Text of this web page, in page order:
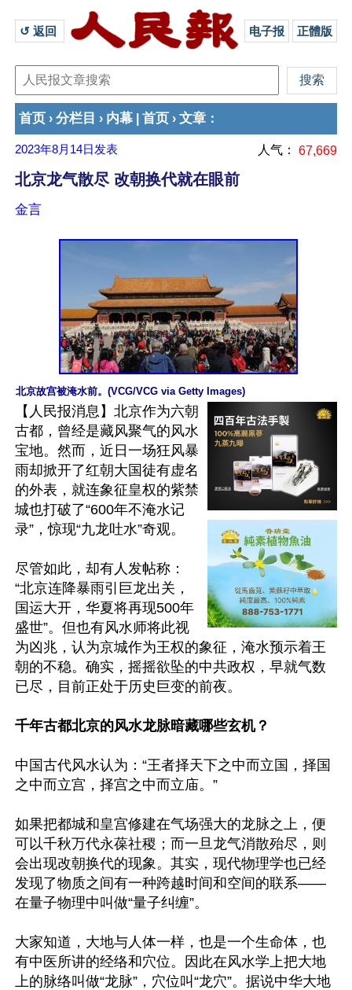
↺ 返回 电子报 正體版
首页 › 分栏目 › 内幕 首页 › 文章 ：
2023年8月14日 发表 人气： 67,669
北京龙气散尽 改朝换代就在眼前
金言
北京故宫被淹水前。(VCG/VCG via Getty Images)
【人民报消息】北京作为六朝
古都，曾经是藏风聚气的风水
宝地。然而，近日一场狂风暴
雨却掀开了红朝大国徒有虚名
的外表，就连象征皇权的紫禁
城也打破了“600年不淹水记
录”，惊现“九龙吐水”奇观。
尽管如此，却有人发帖称：
“北京连降暴雨引巨龙出关，
国运大开，华夏将再现500年
盛世”。但也有风水师将此视
为凶兆，认为京城作为王权的象征，淹水预示着王
朝的不稳。确实，摇摇欲坠的中共政权，早就气数
已尽，目前正处于历史巨变的前夜。
千年古都北京的风水龙脉暗藏哪些玄机？
中国古代风水认为：“王者择天下之中而立国，择国
之中而立宫，择宫之中而立庙。”
如果把都城和皇宫修建在气场强大的龙脉之上，便
可以千秋万代永葆社稷；而一旦龙气消散殆尽，则
会出现改朝换代的现象。其实，现代物理学也已经
发现了物质之间有一种跨越时间和空间的联系——
在量子物理中叫做“量子纠缠”。
大家知道，大地与人体一样，也是一个生命体，也
有中医所讲的经络和穴位。因此在风水学上把大地
上的脉络叫做“龙脉”，穴位叫“龙穴”。据说中华大地